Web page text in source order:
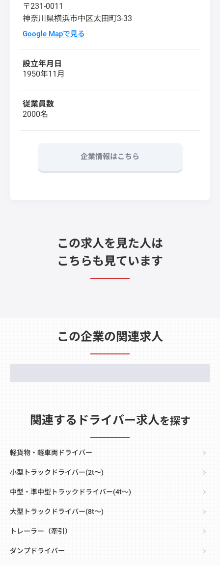
〒231-0011
神奈川県横浜市中区太田町3-33
Google Mapで見る
設立年月日
1950年11月
従業員数
2000名
企業情報はこちら
この求人を見た人は
こちらも見ています
この企業の関連求人
関連するドライバー求人を探す
軽貨物・軽車両ドライバー
小型トラックドライバー(2t～)
中型・準中型トラックドライバー(4t～)
大型トラックドライバー(8t～)
トレーラー（牽引）
ダンプドライバー